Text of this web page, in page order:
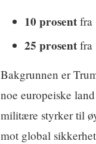
10 prosent fra
25 prosent fra
Bakgrunnen er
noe europeiske
militære styrker til
mot global